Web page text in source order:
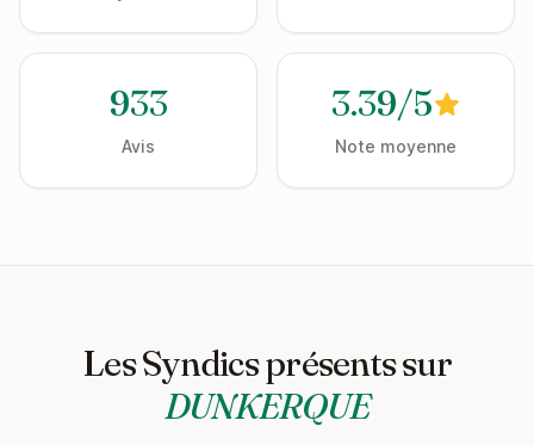
933
Avis
3.39/5
Note moyenne
Les Syndics présents sur
DUNKERQUE